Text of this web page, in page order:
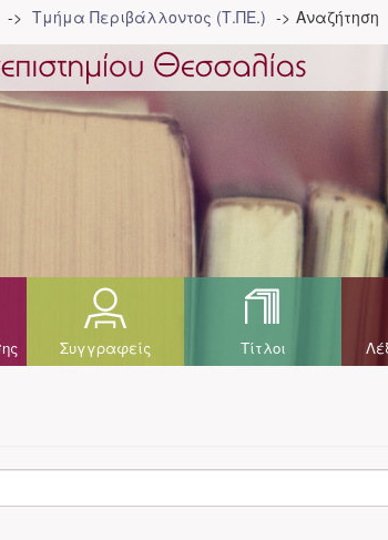
Τμήμα Περιβάλλοντος (Τ.ΠΕ.) Αναζήτηση
Συγγραφείς Τίτλοι